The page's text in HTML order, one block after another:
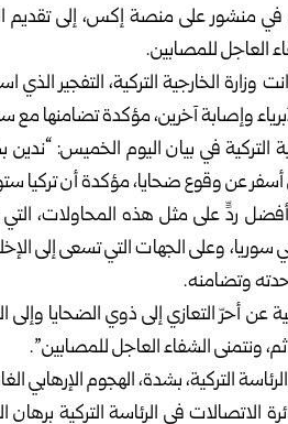
منشور على منصة إكس، إلى تقديم
العاجل للمصابين.
وزارة الخارجية التركية، التفجير
وإصابة آخرين، مؤكدة تضامنها مع
التركية في بيان اليوم الخميس:
عن وقوع ضحايا، مؤكدة أن تركيا
ردٍّ على مثل هذه المحاولات، التي
سوريا، وعلى الجهات التي تسعى إلى
وتضامنه.
عن أحرّ التعازي إلى ذوي الضحايا
ونتمنى الشفاء العاجل للمصابين”.
التركية، بشدة، الهجوم الإرهابي
الاتصالات في الرئاسة التركية